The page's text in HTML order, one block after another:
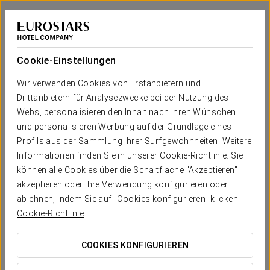
Cookie-Einstellungen
Wir verwenden Cookies von Erstanbietern und
Drittanbietern für Analysezwecke bei der Nutzung des
Webs, personalisieren den Inhalt nach Ihren Wünschen
und personalisieren Werbung auf der Grundlage eines
Profils aus der Sammlung Ihrer Surfgewohnheiten. Weitere
Informationen finden Sie in unserer Cookie-Richtlinie. Sie
können alle Cookies über die Schaltfläche "Akzeptieren"
akzeptieren oder ihre Verwendung konfigurieren oder
ablehnen, indem Sie auf "Cookies konfigurieren" klicken.
Cookie-Richtlinie
COOKIES KONFIGURIEREN
Eurostars San Antón
GRANADA
Dein Event in
KOSTENVORANSCHLAG ANFORDERN
Raums
Form
Room A
210 m
altura
130 150 100 - -
Room B
132 m
x m
altura
- - 50 - - 70
Salon C
76 m2
x m
altura
30 50 30 30 - 50
Vollständiger
B, C)
230 300 180 150 - 300